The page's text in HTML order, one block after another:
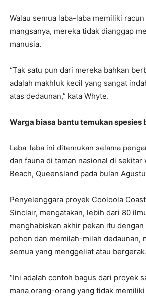
Walau semua laba-laba memiliki
mangsanya, mereka tidak dianggap
manusia.
“Tak satu pun dari mereka bahkan
adalah makhluk kecil yang sangat
atas dedaunan,” kata Whyte.
Warga biasa bantu temukan spesies
Laba-laba ini ditemukan selama
dan fauna di taman nasional di sekitar
Beach, Queensland pada bulan
Penyelenggara proyek Cooloola
Sinclair, mengatakan, lebih dari 80
menghabiskan akhir pekan itu
pohon dan memilah-milah dedaunan,
semua yang menggeliat atau bergerak.
“Ini adalah contoh bagus dari proyek
mana orang-orang yang tidak